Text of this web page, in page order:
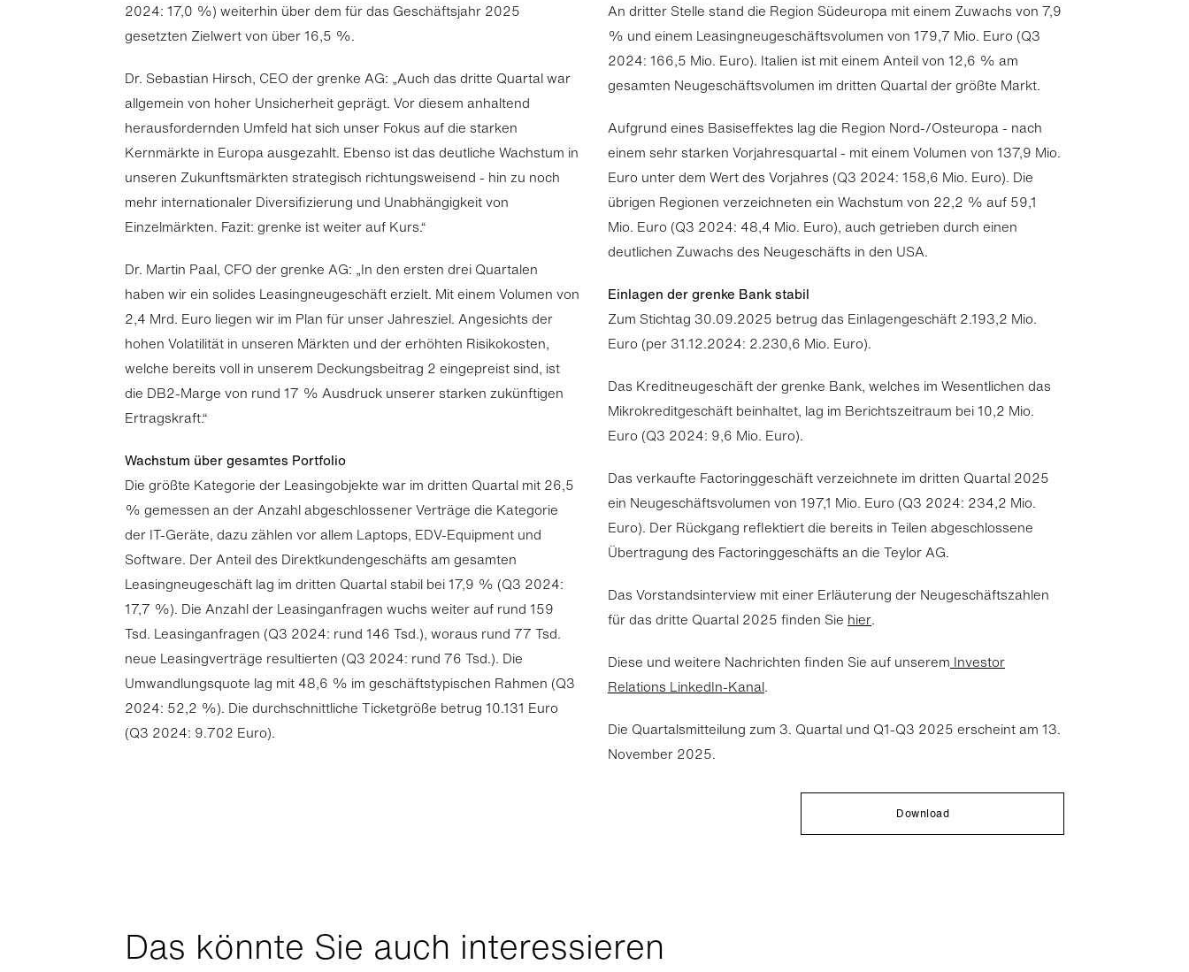
2024: 17,0 %) weiterhin über dem für das Geschäftsjahr 2025
gesetzten Zielwert von über 16,5 %.
Dr. Sebastian Hirsch, CEO der grenke AG: „Auch das dritte Quartal war
allgemein von hoher Unsicherheit geprägt. Vor diesem anhaltend
herausfordernden Umfeld hat sich unser Fokus auf die starken
Kernmärkte in Europa ausgezahlt. Ebenso ist das deutliche Wachstum in
unseren Zukunftsmärkten strategisch richtungsweisend - hin zu noch
mehr internationaler Diversifizierung und Unabhängigkeit von
Einzelmärkten. Fazit: grenke ist weiter auf Kurs.“
Dr. Martin Paal, CFO der grenke AG: „In den ersten drei Quartalen
haben wir ein solides Leasingneugeschäft erzielt. Mit einem Volumen von
2,4 Mrd. Euro liegen wir im Plan für unser Jahresziel. Angesichts der
hohen Volatilität in unseren Märkten und der erhöhten Risikokosten,
welche bereits voll in unserem Deckungsbeitrag 2 eingepreist sind, ist
die DB2-Marge von rund 17 % Ausdruck unserer starken zukünftigen
Ertragskraft.“
Wachstum über gesamtes Portfolio
Die größte Kategorie der Leasingobjekte war im dritten Quartal mit 26,5
% gemessen an der Anzahl abgeschlossener Verträge die Kategorie
der IT-Geräte, dazu zählen vor allem Laptops, EDV-Equipment und
Software. Der Anteil des Direktkundengeschäfts am gesamten
Leasingneugeschäft lag im dritten Quartal stabil bei 17,9 % (Q3 2024:
17,7 %). Die Anzahl der Leasinganfragen wuchs weiter auf rund 159
Tsd. Leasinganfragen (Q3 2024: rund 146 Tsd.), woraus rund 77 Tsd.
neue Leasingverträge resultierten (Q3 2024: rund 76 Tsd.). Die
Umwandlungsquote lag mit 48,6 % im geschäftstypischen Rahmen (Q3
2024: 52,2 %). Die durchschnittliche Ticketgröße betrug 10.131 Euro
(Q3 2024: 9.702 Euro).
An dritter Stelle stand die Region Südeuropa mit einem Zuwachs von 7,9
% und einem Leasingneugeschäftsvolumen von 179,7 Mio. Euro (Q3
2024: 166,5 Mio. Euro). Italien ist mit einem Anteil von 12,6 % am
gesamten Neugeschäftsvolumen im dritten Quartal der größte Markt.
Aufgrund eines Basiseffektes lag die Region Nord-/Osteuropa - nach
einem sehr starken Vorjahresquartal - mit einem Volumen von 137,9 Mio.
Euro unter dem Wert des Vorjahres (Q3 2024: 158,6 Mio. Euro). Die
übrigen Regionen verzeichneten ein Wachstum von 22,2 % auf 59,1
Mio. Euro (Q3 2024: 48,4 Mio. Euro), auch getrieben durch einen
deutlichen Zuwachs des Neugeschäfts in den USA.
Einlagen der grenke Bank stabil
Zum Stichtag 30.09.2025 betrug das Einlagengeschäft 2.193,2 Mio.
Euro (per 31.12.2024: 2.230,6 Mio. Euro).
Das Kreditneugeschäft der grenke Bank, welches im Wesentlichen das
Mikrokreditgeschäft beinhaltet, lag im Berichtszeitraum bei 10,2 Mio.
Euro (Q3 2024: 9,6 Mio. Euro).
Das verkaufte Factoringgeschäft verzeichnete im dritten Quartal 2025
ein Neugeschäftsvolumen von 197,1 Mio. Euro (Q3 2024: 234,2 Mio.
Euro). Der Rückgang reflektiert die bereits in Teilen abgeschlossene
Übertragung des Factoringgeschäfts an die Teylor AG.
Das Vorstandsinterview mit einer Erläuterung der Neugeschäftszahlen
für das dritte Quartal 2025 finden Sie hier.
Diese und weitere Nachrichten finden Sie auf unserem Investor
Relations LinkedIn-Kanal.
Die Quartalsmitteilung zum 3. Quartal und Q1-Q3 2025 erscheint am 13.
November 2025.
Download
Das könnte Sie auch interessieren